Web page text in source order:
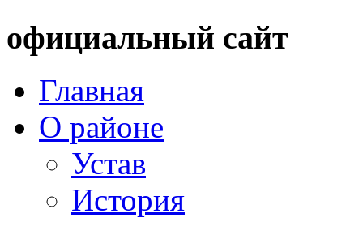
официальный сайт
Главная
О районе
Устав
История